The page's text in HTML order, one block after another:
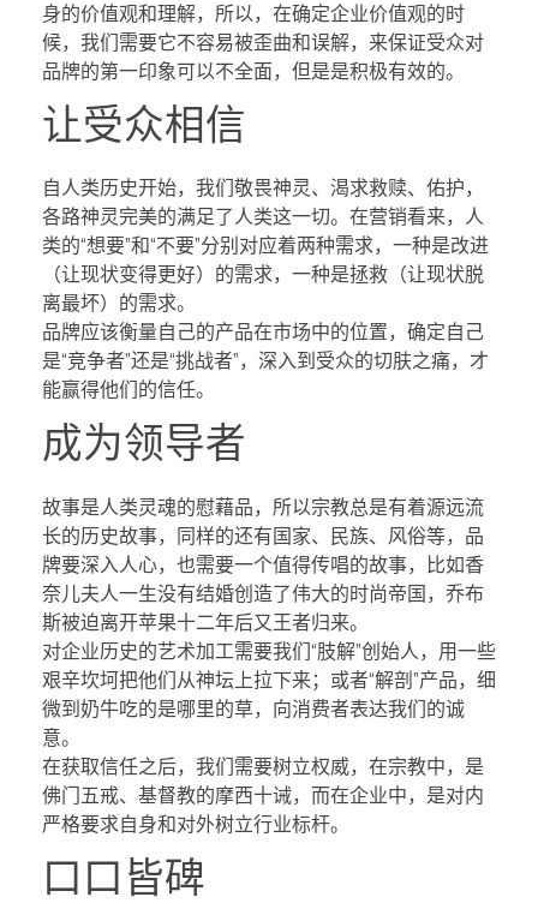
身的价值观和理解，所以，在确定企业价值观的时
候，我们需要它不容易被歪曲和误解，来保证受众对
品牌的第一印象可以不全面，但是是积极有效的。
让受众相信
自人类历史开始，我们敬畏神灵、渴求救赎、佑护，
各路神灵完美的满足了人类这一切。在营销看来，人
类的“想要”和“不要”分别对应着两种需求，一种是改进
（让现状变得更好）的需求，一种是拯救（让现状脱
离最坏）的需求。
品牌应该衡量自己的产品在市场中的位置，确定自己
是“竞争者”还是“挑战者”，深入到受众的切肤之痛，才
能赢得他们的信任。
成为领导者
故事是人类灵魂的慰藉品，所以宗教总是有着源远流
长的历史故事，同样的还有国家、民族、风俗等，品
牌要深入人心，也需要一个值得传唱的故事，比如香
奈儿夫人一生没有结婚创造了伟大的时尚帝国，乔布
斯被迫离开苹果十二年后又王者归来。
对企业历史的艺术加工需要我们“肢解”创始人，用一些
艰辛坎坷把他们从神坛上拉下来；或者“解剖”产品，细
微到奶牛吃的是哪里的草，向消费者表达我们的诚
意。
在获取信任之后，我们需要树立权威，在宗教中，是
佛门五戒、基督教的摩西十诫，而在企业中，是对内
严格要求自身和对外树立行业标杆。
口口皆碑